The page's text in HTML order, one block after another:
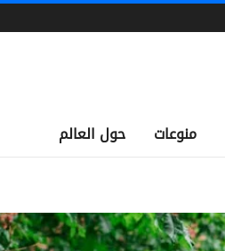
منوعات حول العالم